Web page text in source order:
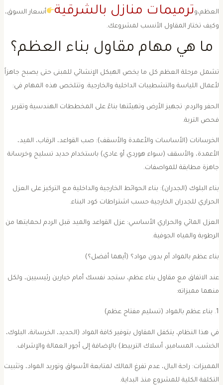
ترميمات منازل بالشرقية
أسعار السوق،
تختار المقاول الأنسب لمشروعك.
​ما هي مهام مقاول بناء العظم؟
مرحلة العظم كل ما يخص الهيكل الإنشائي للمبنى حتى يصبح جاهزاً
اللياسة والتشطيبات الداخلية والخارجية. وتتلخص هذه المهام في:
والردم: تجهيز الأرض وتهيئتها بناءً على المخططات الهندسية وتقرير
التربة.
(الأساسات والأعمدة والأسقف): صب القواعد، الرقاب، الميد،
والأسقف (سواء هوردي أو عادي) باستخدام حديد تسليح وخرسانة
مطابقة للمواصفات.
البلوك (الجدران): بناء الحوائط الخارجية والداخلية مع التركيز على العزل
للجدران الخارجية حسب اشتراطات كود البناء.
المائي والحراري الأساسي: عزل القواعد والميد قبل الردم لحمايتها من
والمياه الجوفية.
عظم بالمواد أم بدون مواد؟ (أيهما أفضل؟)
الاتفاق مع مقاول بناء عظم، ستجد نفسك أمام خيارين رئيسيين، ولكل
مميزاته:
هذا النظام، يتكفل المقاول بتوفير كافة المواد (الحديد، الخرسانة، البلوك،
المسامير، أسلاك التربيط) بالإضافة إلى أجور العمالة والإشراف.
راحة البال، عدم تفرغ المالك لمتابعة الأسواق وتوريد المواد، وتثبيت
الكلية للمشروع منذ البداية.